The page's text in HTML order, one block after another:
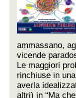
ammassano,
vicende
Le maggiori
rinchiuse in
averla
altri) in “Ma